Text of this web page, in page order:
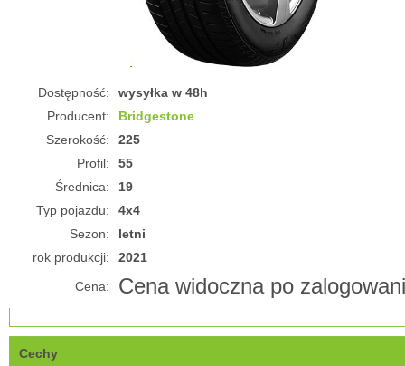
Dostępność:
wysyłka w 48h
Producent:
Bridgestone
Szerokość:
225
Profil:
55
Średnica:
19
Typ pojazdu:
4x4
Sezon:
letni
rok produkcji:
2021
Cena:
Cena widoczna po
Cechy